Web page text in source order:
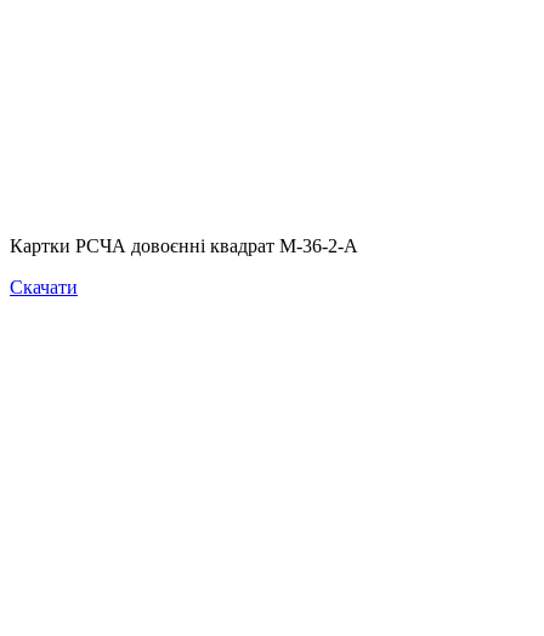
Картки РСЧА довоєнні квадрат М-36-2-А
Скачати